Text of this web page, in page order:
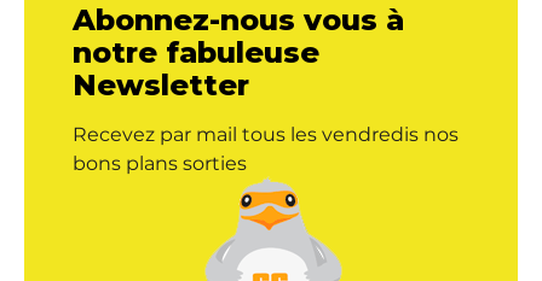
Abonnez-nous vous à
notre fabuleuse
Newsletter
Recevez par mail tous les vendredis nos
bons plans sorties